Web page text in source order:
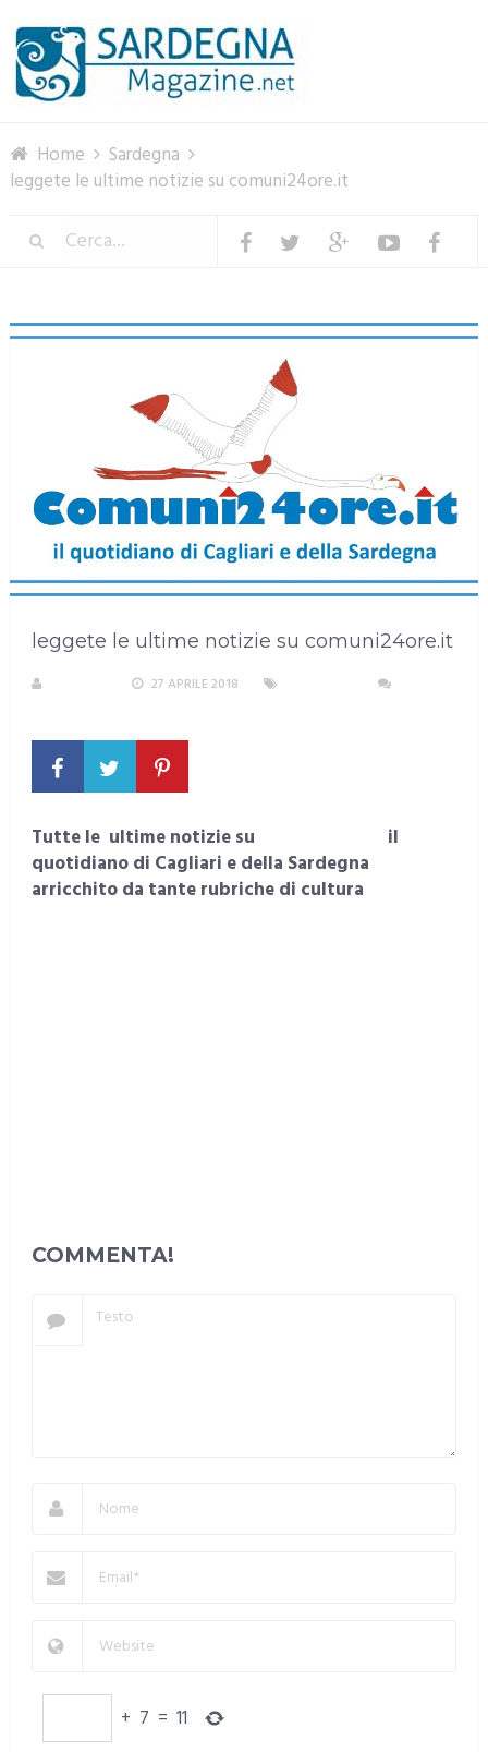
Home
Sardegna
leggete le ultime notizie su comuni24ore.it
leggete le ultime notizie su comuni24ore.it
27 APRILE 2018
Tutte le ultime notizie su
il
quotidiano di Cagliari e della Sardegna
arricchito da tante rubriche di cultura
COMMENTA!
+ 7 = 11